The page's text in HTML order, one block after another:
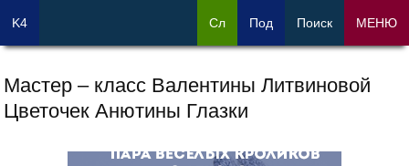
Мастер – класс Валентины Литвиновой
Цветочек Анютины Глазки
K4 Сл Под Поиск МЕНЮ